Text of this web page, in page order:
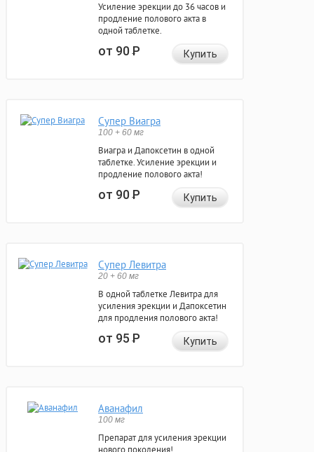
Усиление эрекции до 36 часов и
продление полового акта в
одной таблетке.
от 90Р Купить
Супер Виагра
100 + 60 мг
Виагра и Дапоксетин в одной
таблетке. Усиление эрекции и
продление полового акта!
от 90Р Купить
Супер Левитра
20 + 60 мг
В одной таблетке Левитра для
усиления эрекции и Дапоксетин
для продления полового акта!
от 95Р Купить
Аванафил
100 мг
Препарат для усиления эрекции